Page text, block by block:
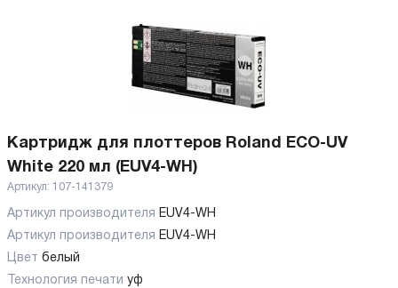
Картридж для плоттеров Roland ECO-UV
White 220 мл (EUV4-WH)
Артикул: 107-141379
Артикул производителя
EUV4-WH
Артикул производителя
EUV4-WH
Цвет белый
Технология печати уф